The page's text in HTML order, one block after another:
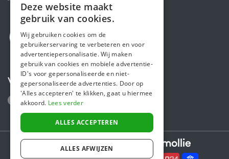
Volg ons
Secure payments powered by
ENGLISH
Deze website maakt
gebruik van cookies.
Wij gebruiken cookies om de
gebruikerservaring te verbeteren en voor
advertentiepersonalisatie. Wij maken
gebruik van cookies en mobiele advertentie-
ID's voor gepersonaliseerde en niet-
gepersonaliseerde advertenties. Door op
'Alles accepteren' te klikken, gaat u hiermee
akkoord. Lees verder
ALLES ACCEPTEREN
ALLES AFWIJZEN